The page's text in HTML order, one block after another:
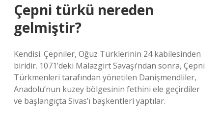
Çepni türkü nereden
gelmiştir?
Kendisi. Çepniler, Oğuz Türklerinin 24 kabilesinden
biridir. 1071’deki Malazgirt Savaşı’ndan sonra, Çepni
Türkmenleri tarafından yönetilen Danişmendliler,
Anadolu’nun kuzey bölgesinin fethini ele geçirdiler
ve başlangıçta Sivas’ı başkentleri yaptılar.